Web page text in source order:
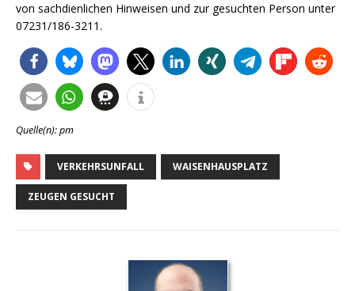
von sachdienlichen Hinweisen und zur gesuchten Person unter
07231/186-3211.
Quelle(n): pm
VERKEHRSUNFALL WAISENHAUSPLATZ
ZEUGEN GESUCHT